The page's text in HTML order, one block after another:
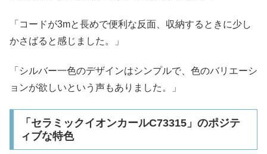
「コードが3mと長めで便利な反面、収納するときに少し
かさばると感じました。」
「シルバー一色のデザインはシンプルで、色のバリエーシ
ョンが欲しいという声もありました。」
「セラミックイオンカールC73315」のポジテ
ィブな特色